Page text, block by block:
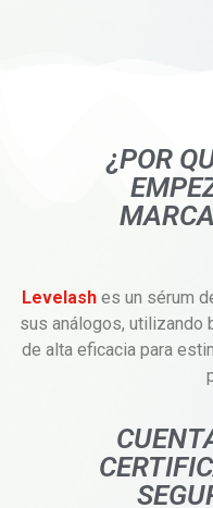
¿POR
Levelash es un sérum
sus análogos,
de alta eficacia para